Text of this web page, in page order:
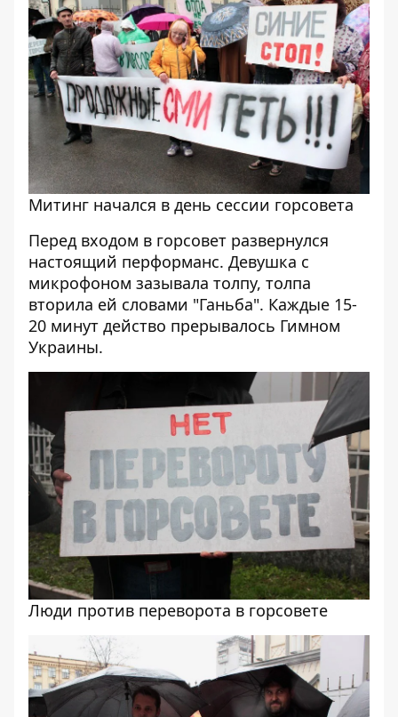
Митинг начался в день сессии горсовета
Перед входом в горсовет развернулся
настоящий перформанс. Девушка с
микрофоном зазывала толпу, толпа
вторила ей словами "Ганьба". Каждые 15-
20 минут действо прерывалось Гимном
Украины.
Люди против переворота в горсовете